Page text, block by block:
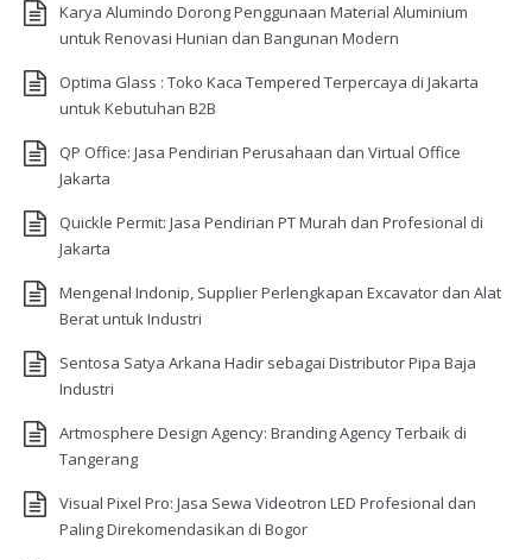
Karya Alumindo Dorong Penggunaan Material Aluminium
untuk Renovasi Hunian dan Bangunan Modern
Optima Glass : Toko Kaca Tempered Terpercaya di Jakarta
untuk Kebutuhan B2B
QP Office: Jasa Pendirian Perusahaan dan Virtual Office
Jakarta
Quickle Permit: Jasa Pendirian PT Murah dan Profesional di
Jakarta
Mengenal Indonip, Supplier Perlengkapan Excavator dan Alat
Berat untuk Industri
Sentosa Satya Arkana Hadir sebagai Distributor Pipa Baja
Industri
Artmosphere Design Agency: Branding Agency Terbaik di
Tangerang
Visual Pixel Pro: Jasa Sewa Videotron LED Profesional dan
Paling Direkomendasikan di Bogor